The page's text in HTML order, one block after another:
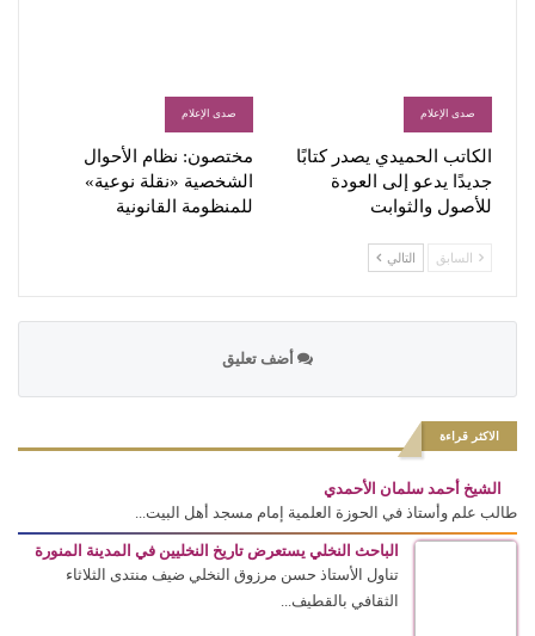
صدى الإعلام
الكاتب الحميدي يصدر كتابًا
جديدًا يدعو إلى العودة
للأصول والثوابت
صدى الإعلام
مختصون: نظام الأحوال
الشخصية «نقلة نوعية»
للمنظومة القانونية
السابق التالي
أضف تعليق
الاكثر قراءة
الشيخ أحمد سلمان الأحمدي
طالب علم وأستاذ في الحوزة العلمية إمام مسجد أهل البيت...
الباحث النخلي يستعرض تاريخ النخليين في المدينة المنورة
تناول الأستاذ حسن مرزوق النخلي ضيف منتدى الثلاثاء
الثقافي بالقطيف...